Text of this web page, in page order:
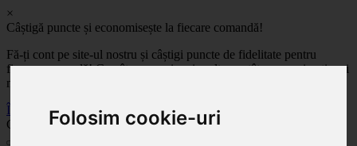
Folosim cookie-uri
×
Câștigă puncte și economisește la fiecare comandă!
Fă-ți cont pe site-ul nostru și câștigi puncte de fidelitate pentru
fiecare comandă! Cu cât comanzi mai mult, cu atât economisești mai
mult!
Înregistrează-te acum
Celoplast